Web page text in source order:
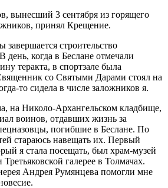
вынесший 3 сентября из горящего
принял Крещение.
строительство
день, когда в Беслане отмечали
теракта, в спортзале была
со Святыми Дарами стоял на
то сидела в числе заложников я.
на Николо-Архангельском кладбище,
воинов, отдавших жизнь за
погибшие в Беслане. По
стараюсь навещать их. Первый
я стала посещать, был храм-музей
галерее в Толмачах.
Андрея Румянцева помогли мне